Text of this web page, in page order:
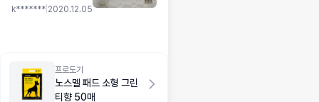
고! 도톰하고! 테두리
에 딱이예요 XL에서
갈아타야할까봐요ㅎ
k******* 2020.12.05
프로도기
노스멜 패드 소형 그린
티향 50매